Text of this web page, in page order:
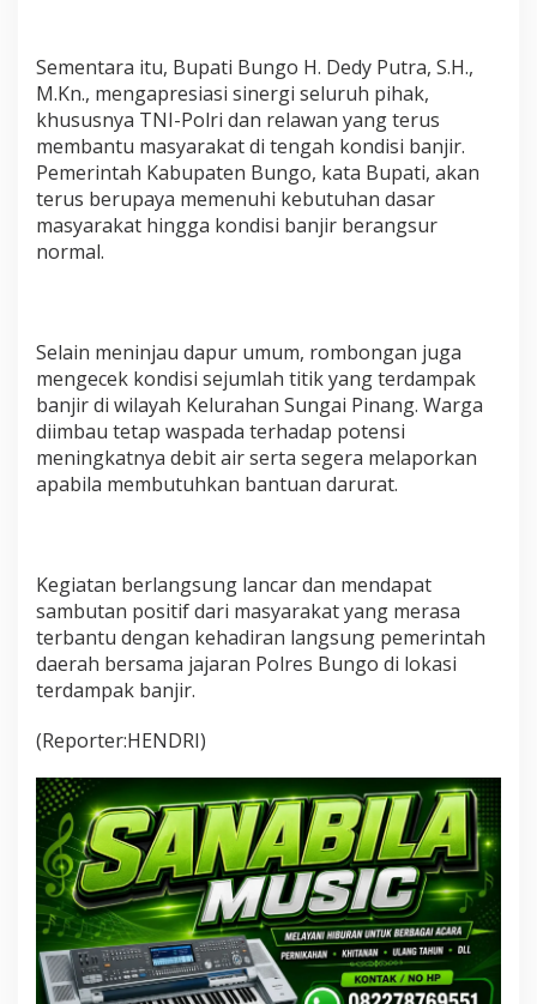
Sementara itu, Bupati Bungo H. Dedy Putra, S.H.,
M.Kn., mengapresiasi sinergi seluruh pihak,
khususnya TNI-Polri dan relawan yang terus
membantu masyarakat di tengah kondisi banjir.
Pemerintah Kabupaten Bungo, kata Bupati, akan
terus berupaya memenuhi kebutuhan dasar
masyarakat hingga kondisi banjir berangsur
normal.
Selain meninjau dapur umum, rombongan juga
mengecek kondisi sejumlah titik yang terdampak
banjir di wilayah Kelurahan Sungai Pinang. Warga
diimbau tetap waspada terhadap potensi
meningkatnya debit air serta segera melaporkan
apabila membutuhkan bantuan darurat.
Kegiatan berlangsung lancar dan mendapat
sambutan positif dari masyarakat yang merasa
terbantu dengan kehadiran langsung pemerintah
daerah bersama jajaran Polres Bungo di lokasi
terdampak banjir.
(Reporter:HENDRI)